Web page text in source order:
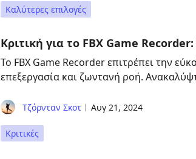
Καλύτερες επιλογές
Κριτική για το FBX Game
Το FBX Game Recorder επιτρέπει την
επεξεργασία και ζωντανή ροή.
Τζόρνταν Σκοτ Αυγ 21, 2024
Κριτικές